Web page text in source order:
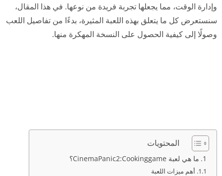
وإدارة الوقت، مما يجعلها تجربة فريدة من نوعها. في هذا المقال،
سنستعرض كل ما يتعلق بهذه اللعبة المثيرة، بدءًا من تفاصيل اللعب
وصولًا إلى كيفية الحصول على النسخة المهكرة منها.
المحتويات
ما هي لعبة CinemaPanic2:Cookinggame؟
أهم ميزات اللعبة